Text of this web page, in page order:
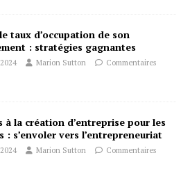
taux d’occupation de son
: stratégies gagnantes
Marion Sutton
Commentaires
à la création d’entreprise pour les
: s’envoler vers l’entrepreneuriat
Marion Sutton
Commentaires